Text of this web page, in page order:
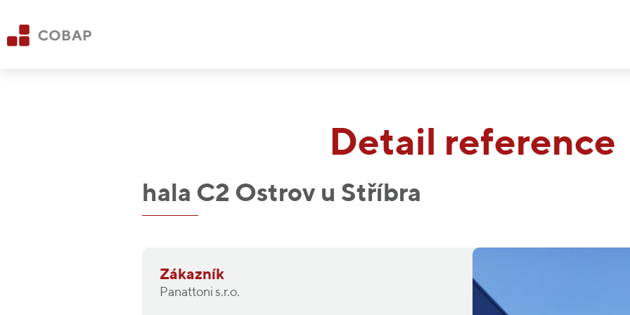
Detail reference
hala C2 Ostrov u Stříbra
Zákazník
Panattoni s.r.o.